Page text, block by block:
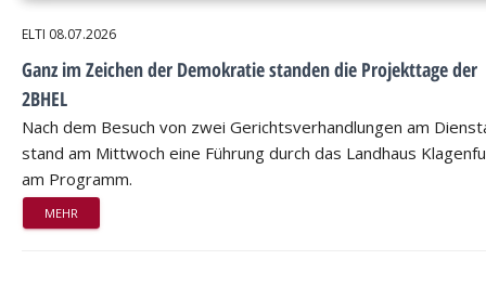
ELTI 08.07.2026
Ganz im Zeichen der Demokratie standen die Projekttage der
2BHEL
Nach dem Besuch von zwei Gerichtsverhandlungen am
stand am Mittwoch eine Führung durch das Landhaus
am Programm.
MEHR